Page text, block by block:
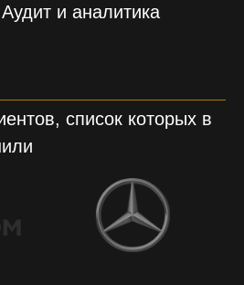
и аналитика
список которых в